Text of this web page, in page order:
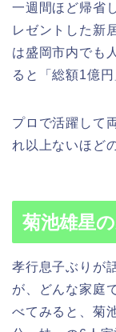
一週間ほど帰省
レゼントした新
は盛岡市内でも
ると「総額1億
プロで活躍して
れ以上ないほど
菊池雄星
孝行息子ぶりが
が、どんな家庭
べてみると、菊